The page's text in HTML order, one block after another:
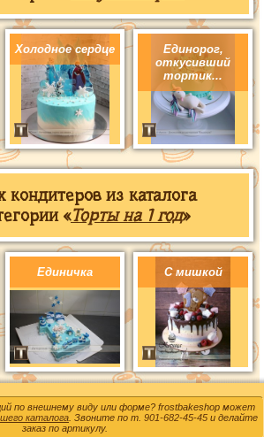
Холодное сердце
Единорог,
откусивший
тортик...
кондитеров из каталога
«Торты на 1 год»
Единичка С мишкой
по внешнему виду или форме? frostbakeshop может
каталога . Звоните по т. 901-682-45-45 и делайте
заказ по артикулу.